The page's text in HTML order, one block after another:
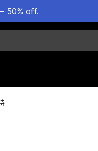
50% off.